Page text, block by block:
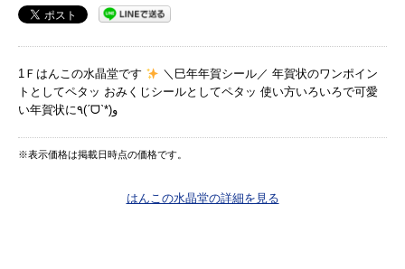
1Ｆはんこの水晶堂です
＼巳年年賀シール／ 年賀状のワンポイン
トとしてペタッ おみくじシールとしてペタッ 使い方いろいろで可愛
い年賀状に٩(ˊᗜˋ*)و
※表示価格は掲載日時点の価格です。
はんこの水晶堂の詳細を見る